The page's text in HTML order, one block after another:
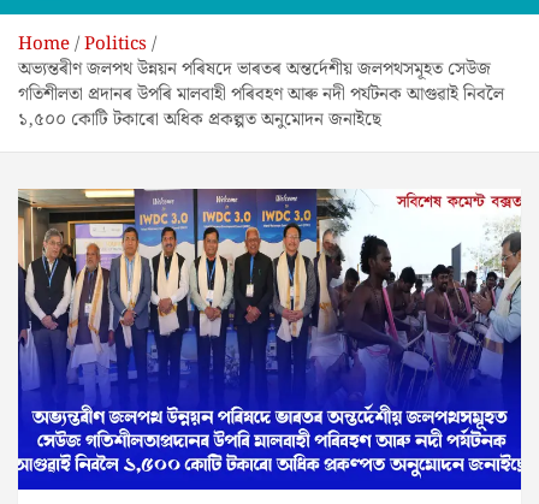
Home Politics
অভ্যন্তৰীণ জলপথ উন্নয়ন পৰিষদে ভাৰতৰ অন্তৰ্দেশীয় জলপথসমূহত সেউজ
গতিশীলতা প্রদানৰ উপৰি মালবাহী পৰিবহণ আৰু নদী পর্যটনক আগুৱাই নিবলৈ
১,৫০০ কোটি টকাৰো অধিক প্ৰকল্পত অনুমোদন জনাইছে